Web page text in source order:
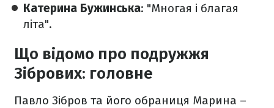
Катерина Бужинська: "Многая і благая
літа".
Що відомо про подружжя
Зібрових: головне
Павло Зібров та його обраниця Марина –